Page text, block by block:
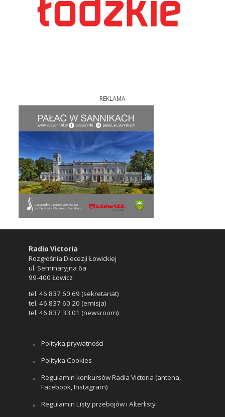
REKLAMA
Radio Victoria
Rozgłośnia Diecezji Łowickiej
ul. Seminaryjna 6a
99-400 Łowicz
tel. 46 837 60 69 (sekretariat)
tel. 46 837 60 20 (emisja)
tel. 46 837 33 01 (newsroom)
Polityka prywatności
Polityka Cookies
Regulamin konkursów Radia Victoria (antena,
Facebook, Instagram)
Regulamin Listy przebojów i Alterlisty